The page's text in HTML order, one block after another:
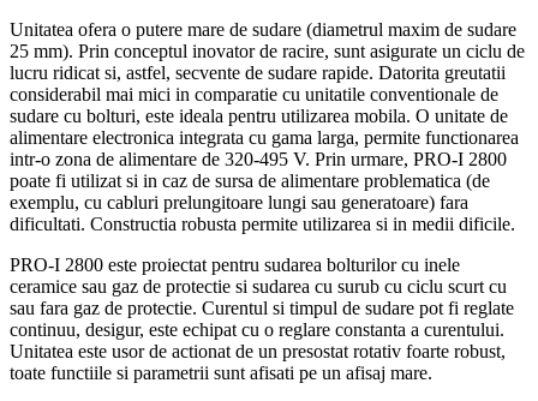
Unitatea ofera o putere mare de sudare (diametrul maxim de sudare
25 mm). Prin conceptul inovator de racire, sunt asigurate un ciclu de
lucru ridicat si, astfel, secvente de sudare rapide. Datorita greutatii
considerabil mai mici in comparatie cu unitatile conventionale de
sudare cu bolturi, este ideala pentru utilizarea mobila. O unitate de
alimentare electronica integrata cu gama larga, permite functionarea
intr-o zona de alimentare de 320-495 V. Prin urmare, PRO-I 2800
poate fi utilizat si in caz de sursa de alimentare problematica (de
exemplu, cu cabluri prelungitoare lungi sau generatoare) fara
dificultati. Constructia robusta permite utilizarea si in medii dificile.
PRO-I 2800 este proiectat pentru sudarea bolturilor cu inele
ceramice sau gaz de protectie si sudarea cu surub cu ciclu scurt cu
sau fara gaz de protectie. Curentul si timpul de sudare pot fi reglate
continuu, desigur, este echipat cu o reglare constanta a curentului.
Unitatea este usor de actionat de un presostat rotativ foarte robust,
toate functiile si parametrii sunt afisati pe un afisaj mare.